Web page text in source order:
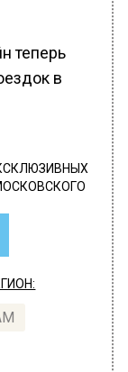
теперь
в